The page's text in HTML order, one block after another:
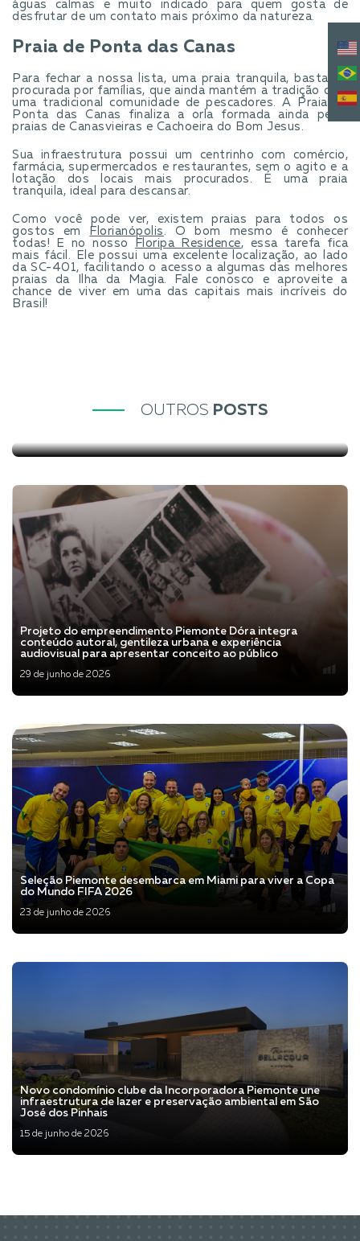
águas calmas e muito indicado para quem gosta de
desfrutar de um contato mais próximo da natureza.
Praia de Ponta das Canas
Para fechar a nossa lista, uma praia tranquila, bastante
procurada por famílias, que ainda mantém a tradição com
uma tradicional comunidade de pescadores. A Praia de
Ponta das Canas finaliza a orla formada ainda pelas
praias de Canasvieiras e Cachoeira do Bom Jesus.
Sua infraestrutura possui um centrinho com comércio,
farmácia, supermercados e restaurantes, sem o agito e a
lotação dos locais mais procurados. É uma praia
tranquila, ideal para descansar.
Como você pode ver, existem praias para todos os
gostos em
Florianópolis . O bom mesmo é conhecer
todas! E no nosso
Floripa Residence, essa tarefa fica
mais fácil. Ele possui uma excelente localização, ao lado
da SC-401, facilitando o acesso a algumas das melhores
praias da Ilha da Magia. Fale conosco e aproveite a
chance de viver em uma das capitais mais incríveis do
Brasil!
OUTROS POSTS
O que é Wellness Real Estate e por que ele está mudando o
Projeto do empreendimento Piemonte Dóra integra
conteúdo autoral, gentileza urbana e experiência
audiovisual para apresentar conceito ao público
29 de junho de 2026
Seleção Piemonte desembarca em Miami para viver a Copa
do Mundo FIFA 2026
23 de junho de 2026
Novo condomínio clube da Incorporadora Piemonte une
infraestrutura de lazer e preservação ambiental em São
José dos Pinhais
15 de junho de 2026